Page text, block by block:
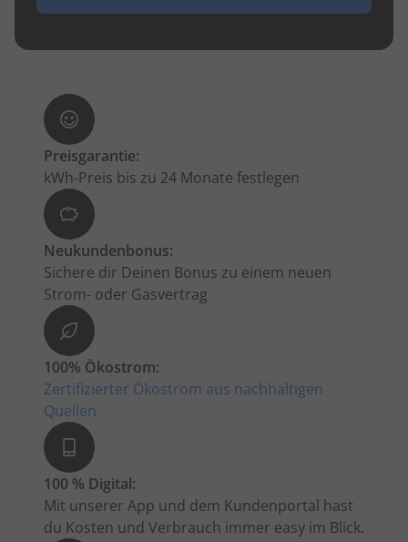
Preisgarantie:
kWh-Preis bis zu 24 Monate festlegen
Neukundenbonus:
Sichere dir Deinen Bonus zu einem neuen
Strom- oder Gasvertrag
100% Ökostrom:
Zertifizierter Ökostrom aus nachhaltigen
Quellen
100 % Digital:
Mit unserer App und dem Kundenportal hast
du Kosten und Verbrauch immer easy im Blick.